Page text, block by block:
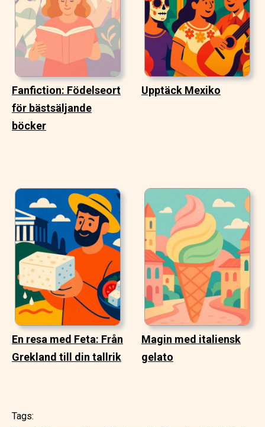
Fanfiction: Födelseort
för bästsäljande
böcker
Upptäck Mexiko
En resa med Feta: Från
Grekland till din tallrik
Magin med italiensk
gelato
Tags: